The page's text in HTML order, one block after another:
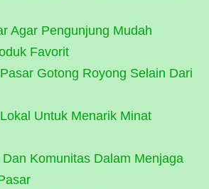
Agar Pengunjung Mudah
Favorit
Gotong Royong Selain Dari
Untuk Menarik Minat
Komunitas Dalam Menjaga